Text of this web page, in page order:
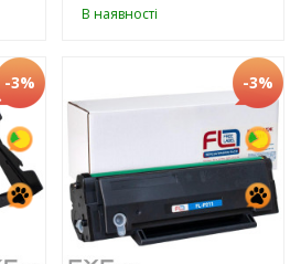
В наявності
-3% -3%